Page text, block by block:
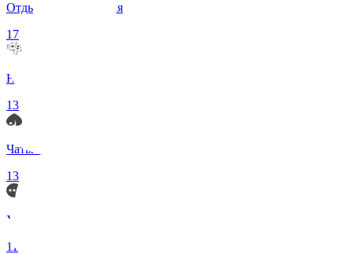
Отдых и Развлечения
17
Нейросети и ИИ
13
Чаты по интересам
13
Удаленка (Работа)
11